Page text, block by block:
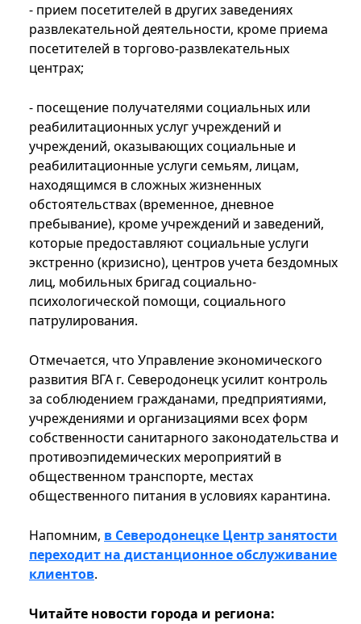
- прием посетителей в других заведениях
развлекательной деятельности, кроме приема
посетителей в торгово-развлекательных
центрах;
- посещение получателями социальных или
реабилитационных услуг учреждений и
учреждений, оказывающих социальные и
реабилитационные услуги семьям, лицам,
находящимся в сложных жизненных
обстоятельствах (временное, дневное
пребывание), кроме учреждений и заведений,
которые предоставляют социальные услуги
экстренно (кризисно), центров учета бездомных
лиц, мобильных бригад социально-
психологической помощи, социального
патрулирования.
Отмечается, что Управление экономического
развития ВГА г. Северодонецк усилит контроль
за соблюдением гражданами, предприятиями,
учреждениями и организациями всех форм
собственности санитарного законодательства и
противоэпидемических мероприятий в
общественном транспорте, местах
общественного питания в условиях карантина.
Напомним, в Северодонецке Центр занятости
переходит на дистанционное обслуживание
клиентов.
Читайте новости города и региона: